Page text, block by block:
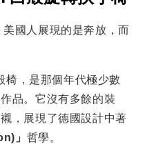
國人展現的是奔放，而
椅，是那個年代極少數
品。它沒有多餘的裝
，展現了德國設計中著
」 哲學。